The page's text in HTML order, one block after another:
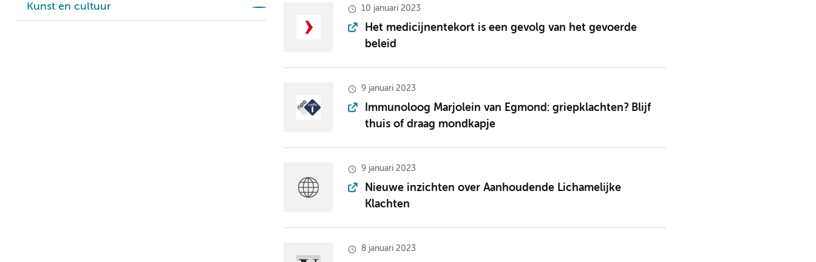
Kunst en cultuur 10 januari 2023
Het medicijnentekort is een gevolg van het gevoerde
beleid
9 januari 2023
Immunoloog Marjolein van Egmond: griepklachten? Blijf
thuis of draag mondkapje
9 januari 2023
Nieuwe inzichten over Aanhoudende Lichamelijke
Klachten
8 januari 2023